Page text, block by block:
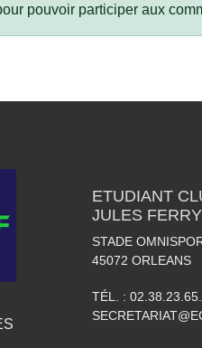
pouvoir participer aux
ETUDIANT
JULES
STADE
45072 ORLEANS
TÉL. :